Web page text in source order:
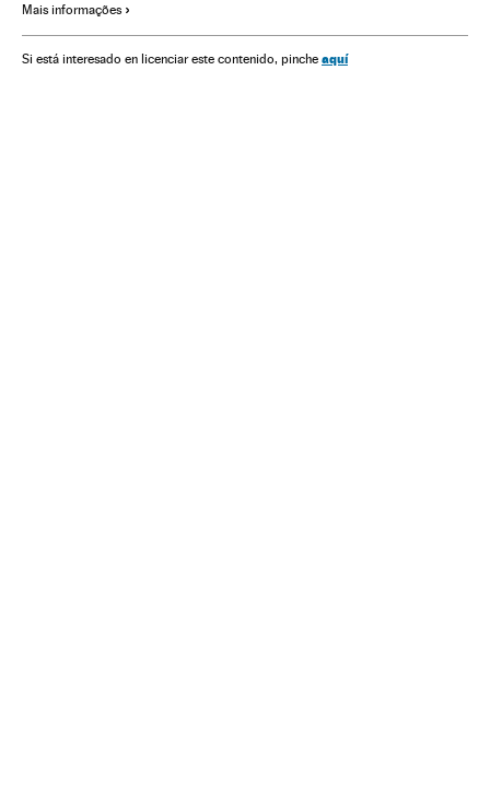
Economia
Mais informações
Si está interesado en licenciar este contenido, pinche aquí